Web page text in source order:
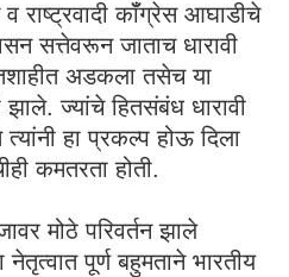
राष्ट्रवादी कॉँग्रेस आघाडीचे
सत्तेवरून जाताच धारावी
अडकला तसेच या
ज्यांचे हितसंबंध धारावी
हा प्रकल्प होऊ दिला
कमतरता होती.
मोठे परिवर्तन झाले
नेतृत्वात पूर्ण बहुमताने भारतीय